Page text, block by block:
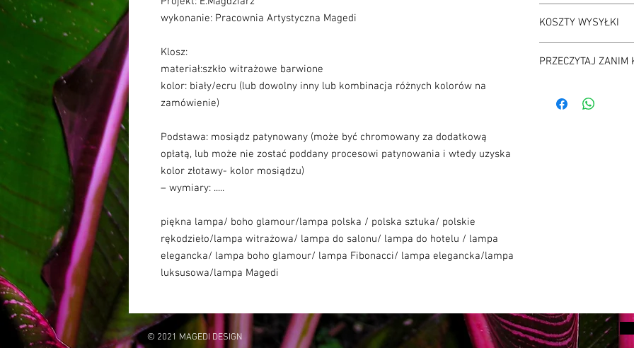
wykonanie: Pracownia Artystyczna Magedi
Klosz:
materiał:szkło witrażowe barwione
kolor: biały/ecru (lub dowolny inny lub kombinacja różnych kolorów na
zamówienie)
Podstawa: mosiądz patynowany (może być chromowany za dodatkową
opłatą, lub może nie zostać poddany procesowi patynowania i wtedy uzyska
kolor złotawy- kolor mosiądzu)
– wymiary: .....
piękna lampa/ boho glamour/lampa polska / polska sztuka/ polskie
rękodzieło/lampa witrażowa/ lampa do salonu/ lampa do hotelu / lampa
elegancka/ lampa boho glamour/ lampa Fibonacci/ lampa elegancka/lampa
luksusowa/lampa Magedi
Koszt zwrotu: na
magedi edward
Ulica Jagielońska 52
KOSZTY WYSYŁKI
na ten temat w
PRZECZYTAJ ZANIM
skontaktowanie się z
© 2021 MAGEDI DESIGN